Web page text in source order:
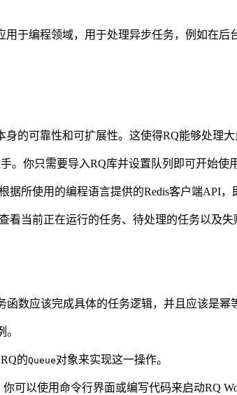
于编程领域，用于处理异步任务，例如在
的可靠性和可扩展性。这使得RQ能够处理
。你只需要导入RQ库并设置队列即可开始使用
所使用的编程语言提供的Redis客户端API，
当前正在运行的任务、待处理的任务以及失
数应该完成具体的任务逻辑，并且应该是幂
的Queue对象来实现这一操作。
可以使用命令行界面或编写代码来启动RQ